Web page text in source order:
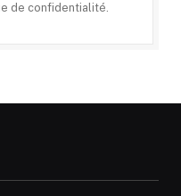
de confidentialité.